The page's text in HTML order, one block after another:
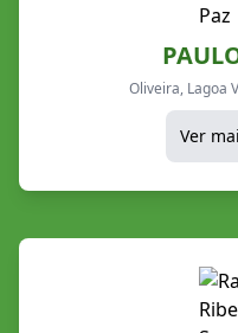
Oliveira, Lagoa
Ver